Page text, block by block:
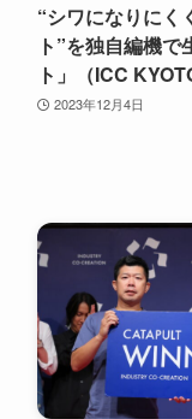
“シワになりにく
ト”を独自編機
ト」（ICC
2023年12月4日